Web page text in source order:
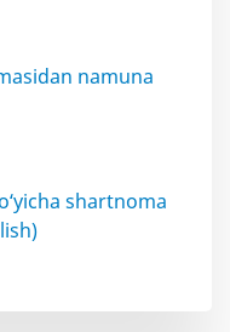
namuna
shartnoma